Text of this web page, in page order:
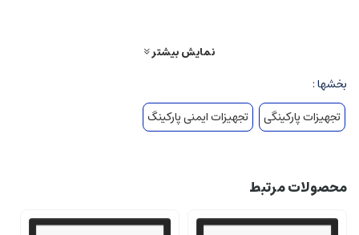
نمایش بیشتر
بخشها :
تجهیزات پارکینگی
تجهیزات ایمنی پارکینگ
محصولات مرتبط